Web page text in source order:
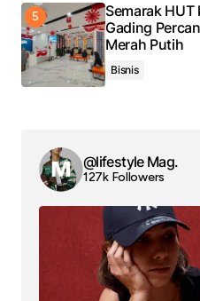
Semarak HUT
Gading
Merah Putih
Bisnis
@lifestyle Mag.
127k Followers